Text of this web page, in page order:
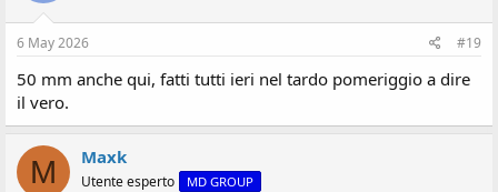
6 May 2026 #19
50 mm anche qui, fatti tutti ieri nel tardo pomeriggio a dire
il vero.
M Maxk
Utente esperto MD GROUP